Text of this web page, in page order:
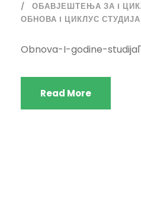
ОБАВЈЕШТЕЊА ЗА I
ОБНОВА I ЦИКЛУС СТУДИЈА
Obnova-I-godine-
Read More